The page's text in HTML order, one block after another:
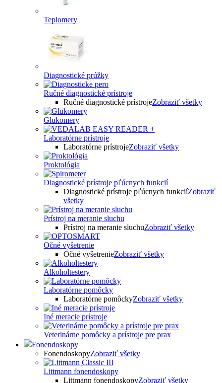
Teplomery
Diagnostické prúžky
Ručné diagnostické prístroje
Ručné diagnostické prístrojeZobraziť všetky
Glukomery
Laboratórne prístroje
Laboratórne prístrojeZobraziť všetky
Proktológia
Diagnostické prístroje pľúcnych funkcií
Diagnostické prístroje pľúcnych funkciíZobraziť
všetky
Prístroj na meranie sluchu
Prístroj na meranie sluchuZobraziť všetky
Očné vyšetrenie
Očné vyšetrenieZobraziť všetky
Alkoholtestery
Laboratórne pomôcky
Laboratórne pomôckyZobraziť všetky
Iné meracie prístroje
Veterinárne pomôcky a prístroje pre prax
Fonendoskopy
FonendoskopyZobraziť všetky
Littmann fonendoskopy
Littmann fonendoskopyZobraziť všetky